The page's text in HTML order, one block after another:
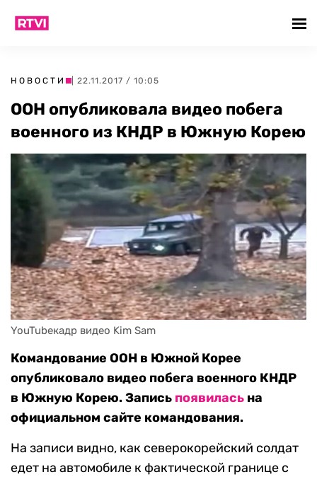
НОВОСТИ | 22.11.2017 / 10:05
ООН опубликовала видео побега
военного из КНДР в Южную Корею
YouTubeкадр видео Kim Sam
Командование ООН в Южной Корее
опубликовало видео побега военного КНДР
в Южную Корею. Запись появилась на
официальном сайте командования.
На записи видно, как северокорейский солдат
едет на автомобиле к фактической границе с